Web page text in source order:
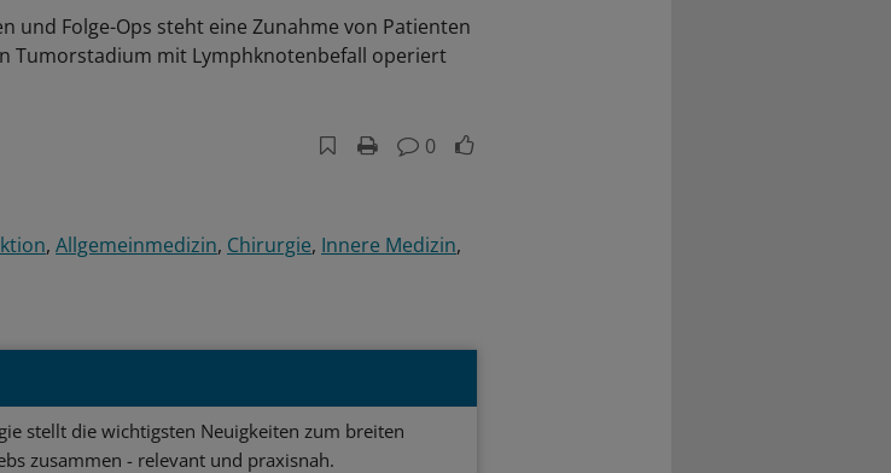
und Folge-Ops steht eine Zunahme von Patienten
Tumorstadium mit Lymphknotenbefall operiert
0
Allgemeinmedizin Chirurgie Innere Medizin
stellt die wichtigsten Neuigkeiten zum breiten
zusammen - relevant und praxisnah.